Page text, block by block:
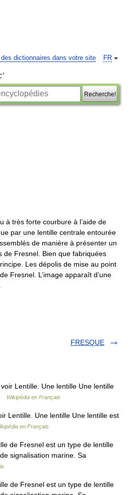
FR
dictionnaires dans votre site
Recherche!
à très forte courbure à l’aide de
par une lentille centrale entourée
de manière à présenter un
de Fresnel Bien que fabriquées
Les dépolis de mise au point
de Fresnel L ’image apparaît d’une
FRESQUE
Lentille. Une lentille Une lentille
Wikipédia en Français
Lentille. Une lentille Une lentille est
en Français
de Fresnel est un type de lentille
signalisation marine. Sa
de Fresnel est un type de lentille